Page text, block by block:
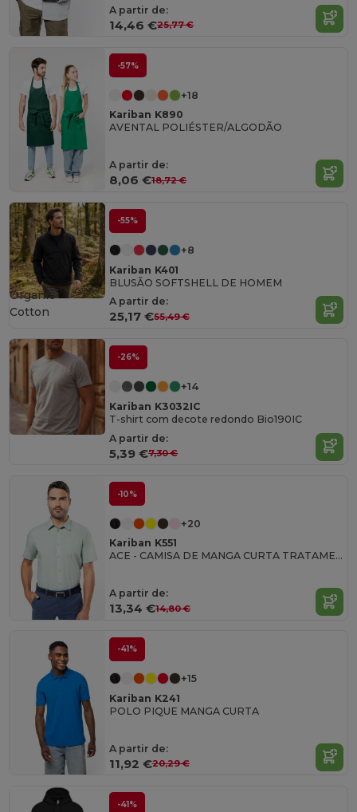
A partir de:
14,46 €25,77 €
-57%
+18
Kariban K890
AVENTAL POLIÉSTER/ALGODÃO
A partir de:
8,06 €18,72 €
-55%
+8
Kariban K401
BLUSÃO SOFTSHELL DE HOMEM
A partir de:
25,17 €55,49 €
Organic
Cotton
-26%
+14
Kariban K3032IC
T-shirt com decote redondo Bio190IC
A partir de:
5,39 €7,30 €
-10%
+20
Kariban K551
ACE - CAMISA DE MANGA CURTA TRATAMENTO FÁCIL
A partir de:
13,34 €14,80 €
-41%
+15
Kariban K241
POLO PIQUE MANGA CURTA
A partir de:
11,92 €20,29 €
-41%